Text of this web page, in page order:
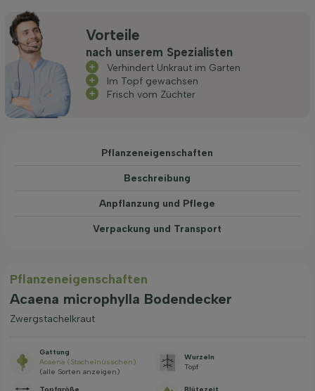
Vorteile
nach unserem Spezialisten
Verhindert Unkraut im Garten
Im Topf gewachsen
Frisch vom Züchter
Pflanzeneigenschaften
Beschreibung
Anpflanzung und Pflege
Verpackung und Transport
Pflanzeneigenschaften
Acaena microphylla Bodendecker
Zwergstachelkraut
Gattung
Acaena (Stachelnüsschen)
(alle Sorten anzeigen)
Wurzeln
Topf
Topfgröße
Blütezeit